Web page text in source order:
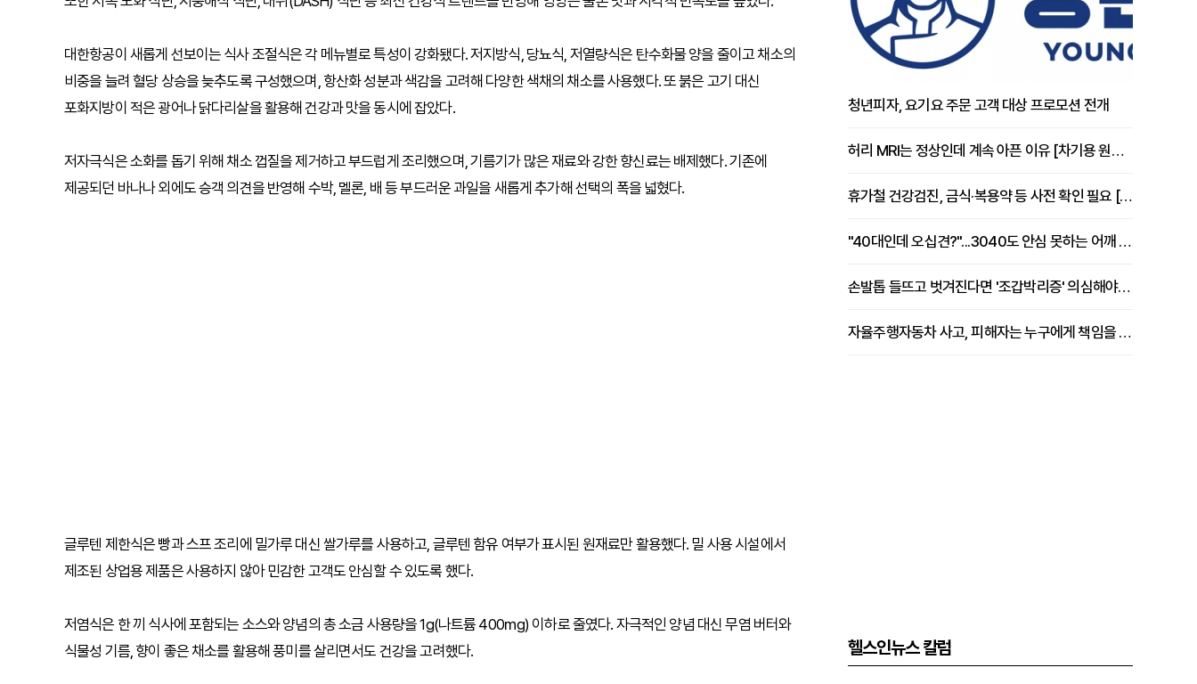
대한항공이 새롭게 선보이는 식사 조절식은 각 메뉴별로 특성이 강화됐다. 저지방식, 당뇨식, 저열량식은 탄수화물 양을 줄이고 채소의
비중을 늘려 혈당 상승을 늦추도록 구성했으며, 항산화 성분과 색감을 고려해 다양한 색채의 채소를 사용했다. 또 붉은 고기 대신
포화지방이 적은 광어나 닭다리살을 활용해 건강과 맛을 동시에 잡았다.
저자극식은 소화를 돕기 위해 채소 껍질을 제거하고 부드럽게 조리했으며, 기름기가 많은 재료와 강한 향신료는 배제했다. 기존에
제공되던 바나나 외에도 승객 의견을 반영해 수박, 멜론, 배 등 부드러운 과일을 새롭게 추가해 선택의 폭을 넓혔다.
글루텐 제한식은 빵과 스프 조리에 밀가루 대신 쌀가루를 사용하고, 글루텐 함유 여부가 표시된 원재료만 활용했다. 밀 사용 시설에서
제조된 상업용 제품은 사용하지 않아 민감한 고객도 안심할 수 있도록 했다.
저염식은 한 끼 식사에 포함되는 소스와 양념의 총 소금 사용량을 1g(나트륨 400㎎) 이하로 줄였다. 자극적인 양념 대신 무염 버터와
식물성 기름, 향이 좋은 채소를 활용해 풍미를 살리면서도 건강을 고려했다.
청년피자, 요기요 주문 고객 대상 프로모션 전개
허리 MRI는 정상인데 계속 아픈 이유 [차기용 원장 칼럼]
휴가철 건강검진, 금식·복용약 등 사전 확인 필요 [정도감 원장 칼럼]
"40대인데 오십견?"...3040도 안심 못하는 어깨 유착성 관절낭염
손발톱 들뜨고 벗겨진다면 '조갑박리증' 의심해야 [김철윤 원장 칼럼]
자율주행자동차 사고, 피해자는 누구에게 책임을 물을 수 있을까
헬스인뉴스 칼럼